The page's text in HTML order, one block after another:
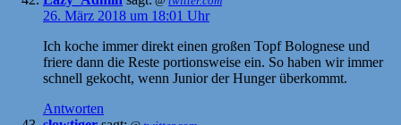
26. März 2018 um 18:01 Uhr
Ich koche immer direkt einen großen Topf Bolognese und
friere dann die Reste portionsweise ein. So haben wir immer
schnell gekocht, wenn Junior der Hunger überkommt.
Antworten